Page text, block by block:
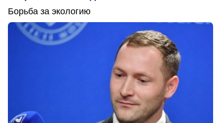
Борьба за экологию